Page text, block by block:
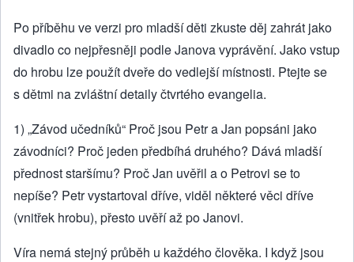
Po příběhu ve verzi pro mladší děti zkuste děj zahrát jako
divadlo co nejpřesněji podle Janova vyprávění. Jako vstup
do hrobu lze použít dveře do vedlejší místnosti. Ptejte se
s dětmi na zvláštní detaily čtvrtého evangelia.
1) „Závod učedníků“ Proč jsou Petr a Jan popsáni jako
závodníci? Proč jeden předbíhá druhého? Dává mladší
přednost staršímu? Proč Jan uvěřil a o Petrovi se to
nepíše? Petr vystartoval dříve, viděl některé věci dříve
(vnitřek hrobu), přesto uvěří až po Janovi.
Víra nemá stejný průběh u každého člověka. I když jsou